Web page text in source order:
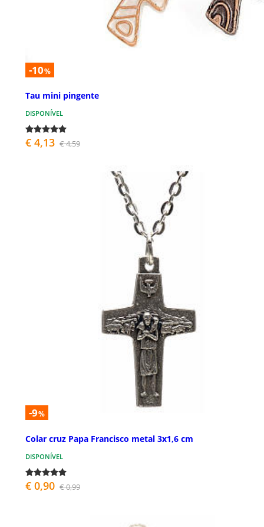
-10%
Tau mini pingente
DISPONÍVEL
€ 4,13 € 4,59
-9%
Colar cruz Papa Francisco metal 3x1,6 cm
DISPONÍVEL
€ 0,90 € 0,99